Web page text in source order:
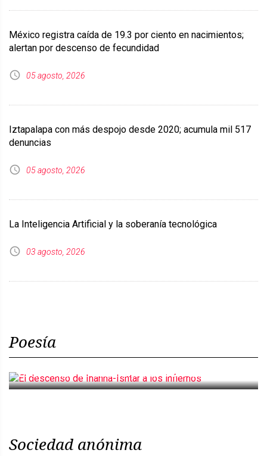
México registra caída de 19.3 por ciento en nacimientos;
alertan por descenso de fecundidad
05 agosto, 2026
Iztapalapa con más despojo desde 2020; acumula mil 517
denuncias
05 agosto, 2026
La Inteligencia Artificial y la soberanía tecnológica
03 agosto, 2026
Poesía
El descenso de Inanna-Ishtar a los infiernos
Sociedad anónima